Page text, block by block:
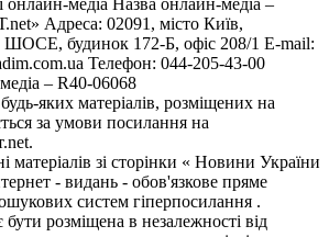
онлайн-медіа Назва онлайн-медіа –
Адреса: 02091, місто Київ,
будинок 172-Б, офіс 208/1 E-mail:
Телефон: 044-205-43-00
– R40-06068
яких матеріалів, розміщених на
за умови посилання на
матеріалів зі сторінки « Новини України
- видань - обов'язкове пряме
систем гіперпосилання .
розміщена в незалежності від